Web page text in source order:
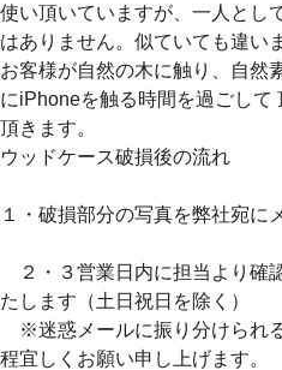
使い頂いていますが、一人とし
はありません。似ていても違い
お客様が自然の木に触り、自然
にiPhoneを触る時間を過ごして
頂きます。
ウッドケース破損後の流れ
１・破損部分の写真を弊社宛に
２・３営業日内に担当より確
たします（土日祝日を除く）
※迷惑メールに振り分けられ
程宜しくお願い申し上げます。